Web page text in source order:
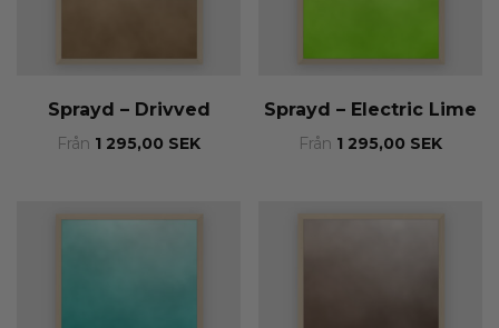
Sprayd – Drivved
Från 1 295,00 SEK
Sprayd – Electric Lime
Från 1 295,00 SEK